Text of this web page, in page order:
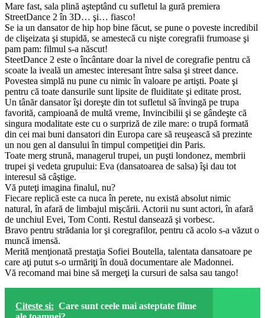
Mare fast, sala plină aşteptând cu sufletul la gură premiera
StreetDance 2 în 3D… şi… fiasco!
Se ia un dansator de hip hop bine făcut, se pune o poveste incredibil
de clişeizata şi stupidă, se amestecă cu nişte coregrafii frumoase şi
pam pam: filmul s-a născut!
SteetDance 2 este o încântare doar la nivel de coregrafie pentru că
scoate la iveală un amestec interesant între salsa şi street dance.
Povestea simplă nu pune cu nimic în valoare pe artişti. Poate şi
pentru că toate dansurile sunt lipsite de fluiditate şi editate prost.
Un tânăr dansator îşi doreşte din tot sufletul să învingă pe trupa
favorită, campioană de multă vreme, Invincibilii şi se gândeşte că
singura modalitate este cu o surpriză de zile mare: o trupă formată
din cei mai buni dansatori din Europa care să reuşească să prezinte
un nou gen al dansului în timpul competiţiei din Paris.
Toate merg strună, managerul trupei, un puşti londonez, membrii
trupei şi vedeta grupului: Eva (dansatoarea de salsa) îşi dau tot
interesul să câştige.
Vă puteţi imagina finalul, nu?
Fiecare replică este ca nuca în perete, nu există absolut nimic
natural, în afară de limbajul mişcării. Actorii nu sunt actori, în afară
de unchiul Evei, Tom Conti. Restul dansează şi vorbesc.
Bravo pentru strădania lor şi coregrafilor, pentru că acolo s-a văzut o
muncă imensă.
Merită menţionată prestaţia Sofiei Boutella, talentata dansatoare pe
care aţi putut s-o urmăriţi în două documentare ale Madonnei.
Vă recomand mai bine să mergeţi la cursuri de salsa sau tango!
Citeste si: Care sunt ceele mai asteptate filme